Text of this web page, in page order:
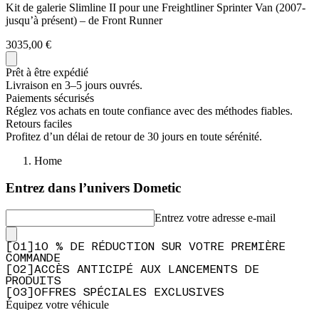
Kit de galerie Slimline II pour une Freightliner Sprinter Van (2007-
jusqu’à présent) – de Front Runner
3035,00 €
Prêt à être expédié
Livraison en 3–5 jours ouvrés.
Paiements sécurisés
Réglez vos achats en toute confiance avec des méthodes fiables.
Retours faciles
Profitez d’un délai de retour de 30 jours en toute sérénité.
Home
Entrez dans l’univers Dometic
Entrez votre adresse e-mail
01
10 % DE RÉDUCTION SUR VOTRE PREMIÈRE
COMMANDE
02
ACCÈS ANTICIPÉ AUX LANCEMENTS DE
PRODUITS
03 OFFRES SPÉCIALES EXCLUSIVES
Équipez votre véhicule